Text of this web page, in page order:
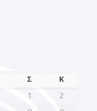
Σ
Κ
1
2